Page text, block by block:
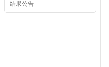
结果公告